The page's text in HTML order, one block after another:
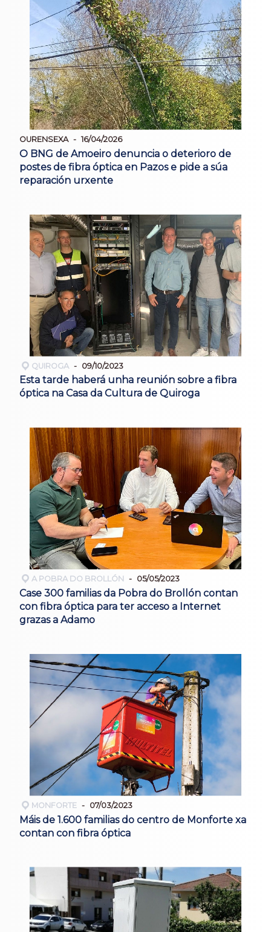
OURENSEXA 16/04/2026
O BNG de Amoeiro denuncia o deterioro de
postes de fibra óptica en Pazos e pide a súa
reparación urxente
QUIROGA 09/10/2023
Esta tarde haberá unha reunión sobre a fibra
óptica na Casa da Cultura de Quiroga
A POBRA DO BROLLÓN 05/05/2023
Case 300 familias da Pobra do Brollón contan
con fibra óptica para ter acceso a Internet
grazas a Adamo
MONFORTE 07/03/2023
Máis de 1.600 familias do centro de Monforte xa
contan con fibra óptica